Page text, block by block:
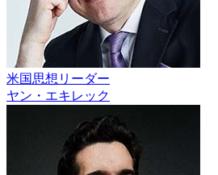
米国思想リーダー
ヤン・エキレック